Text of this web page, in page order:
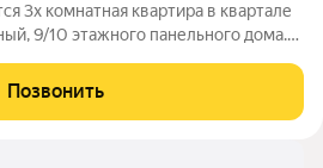
3х комнатная квартира в квартале
9/10 этажного панельного дома.
кафель, район с развитой
Позвонить